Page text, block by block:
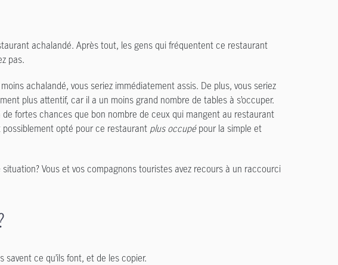
achalandé. Après tout, les gens qui fréquentent ce restaurant
pas.
achalandé, vous seriez immédiatement assis. De plus, vous seriez
plus attentif, car il a un moins grand nombre de tables à s’occuper.
fortes chances que bon nombre de ceux qui mangent au restaurant
opté pour ce restaurant plus occupépour la simple et
Vous et vos compagnons touristes avez recours à un raccourci
ce qu’ils font, et de les copier.